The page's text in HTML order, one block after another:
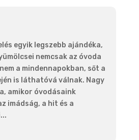
egyik legszebb ajándéka,
nemcsak az óvoda
a mindennapokban, sőt a
is láthatóvá válnak. Nagy
amikor óvodásaink
imádság, a hit és a